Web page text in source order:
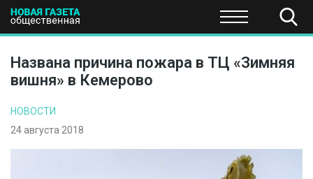
ПОЛИТИКА ЭКОНОМИКА НАУКА И
Названа причина пожара в ТЦ «Зимняя
вишня» в Кемерово
НОВОСТИ
24 августа 2018